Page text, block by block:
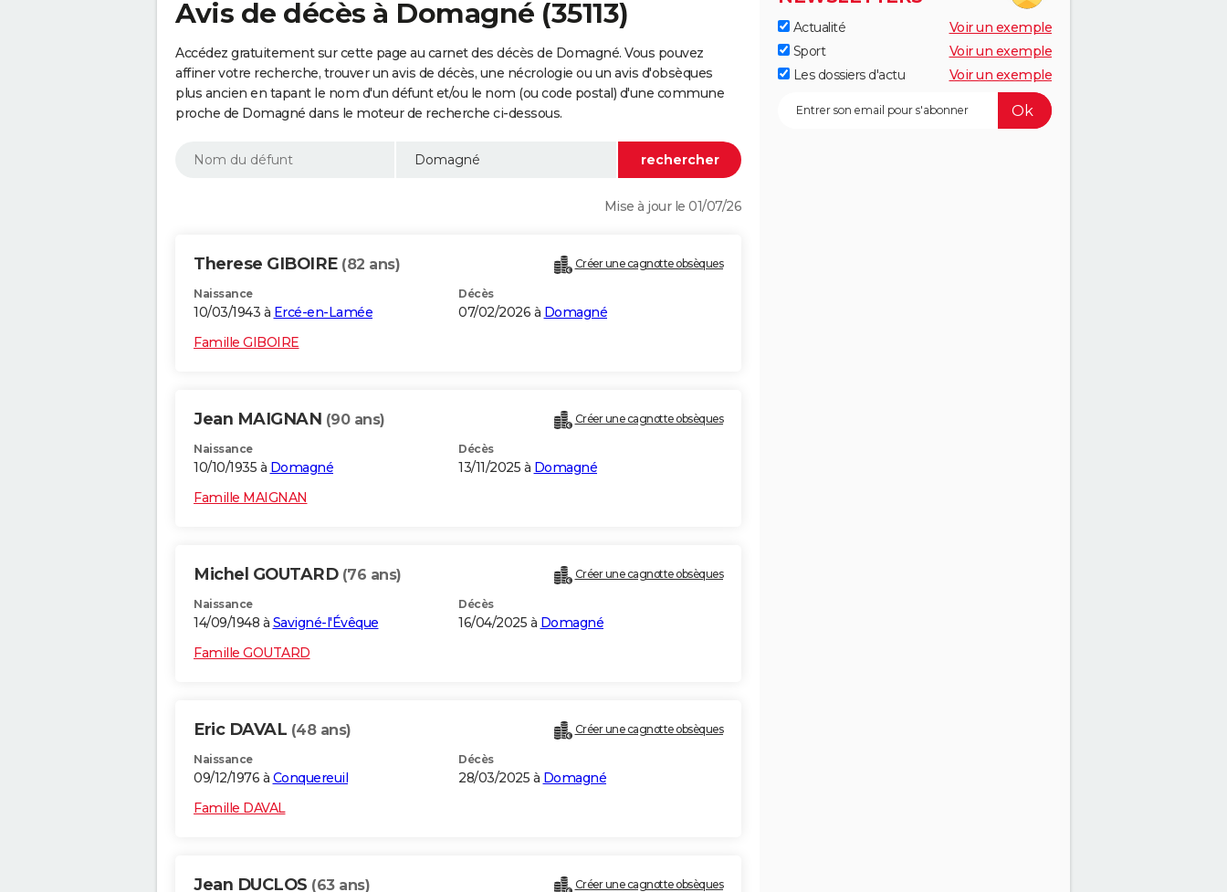
Avis de décès à Domagné (35113)
Accédez gratuitement sur cette page au carnet des décès de Domagné. Vous pouvez
affiner votre recherche, trouver un avis de décès, une nécrologie ou un avis d'obsèques
plus ancien en tapant le nom d'un défunt et/ou le nom (ou code postal) d'une commune
proche de Domagné dans le moteur de recherche ci-dessous.
Mise à jour le 01/07/26
Therese GIBOIRE (82 ans) Créer une cagnotte obsèques
Naissance
10/03/1943 à Ercé-en-Lamée
Décès
07/02/2026 à Domagné
Famille GIBOIRE
Jean MAIGNAN (90 ans) Créer une cagnotte obsèques
Naissance
10/10/1935 à Domagné
Décès
13/11/2025 à Domagné
Famille MAIGNAN
Michel GOUTARD (76 ans) Créer une cagnotte obsèques
Naissance
14/09/1948 à Savigné-l'Évêque
Décès
16/04/2025 à Domagné
Famille GOUTARD
Eric DAVAL (48 ans) Créer une cagnotte obsèques
Naissance
09/12/1976 à Conquereuil
Décès
28/03/2025 à Domagné
Famille DAVAL
Jean DUCLOS (63 ans) Créer une cagnotte obsèques
Actualité
Voir un exemple
Sport
Voir un exemple
Les dossiers d'actu
Voir un exemple